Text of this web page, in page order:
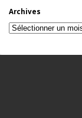
Archives
Archives